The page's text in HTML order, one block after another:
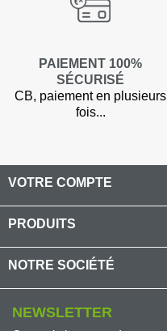
PAIEMENT 100%
SÉCURISÉ
CB, paiement en plusieurs
fois...
VOTRE COMPTE
PRODUITS
NOTRE SOCIÉTÉ
NEWSLETTER